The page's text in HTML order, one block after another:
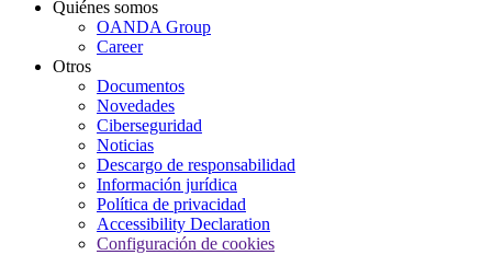
Quiénes somos
OANDA Group
Career
Otros
Documentos
Novedades
Ciberseguridad
Noticias
Descargo de responsabilidad
Información jurídica
Política de privacidad
Accessibility Declaration
Configuración de cookies